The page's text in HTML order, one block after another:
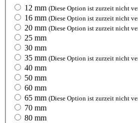
12 mm (Diese Option ist zurzeit nicht
16 mm (Diese Option ist zurzeit nicht
20 mm (Diese Option ist zurzeit nicht
25 mm
30 mm
35 mm (Diese Option ist zurzeit nicht
40 mm
50 mm
60 mm
65 mm (Diese Option ist zurzeit nicht
70 mm
80 mm